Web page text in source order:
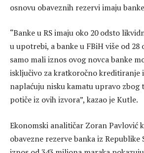
osnovu obaveznih rezervi imaju
“Banke u RS imaju oko 20 odsto
u upotrebi, a banke u FBiH više od 28
samo mali iznos ovog novca banke
isključivo za kratkoročno kreditiranje
naplaćuju nisku kamatu upravo zbog
potiče iz ovih izvora”, kazao je Kutle.
Ekonomski analitičar Zoran Pavlović
obavezne rezerve banka iz Republike